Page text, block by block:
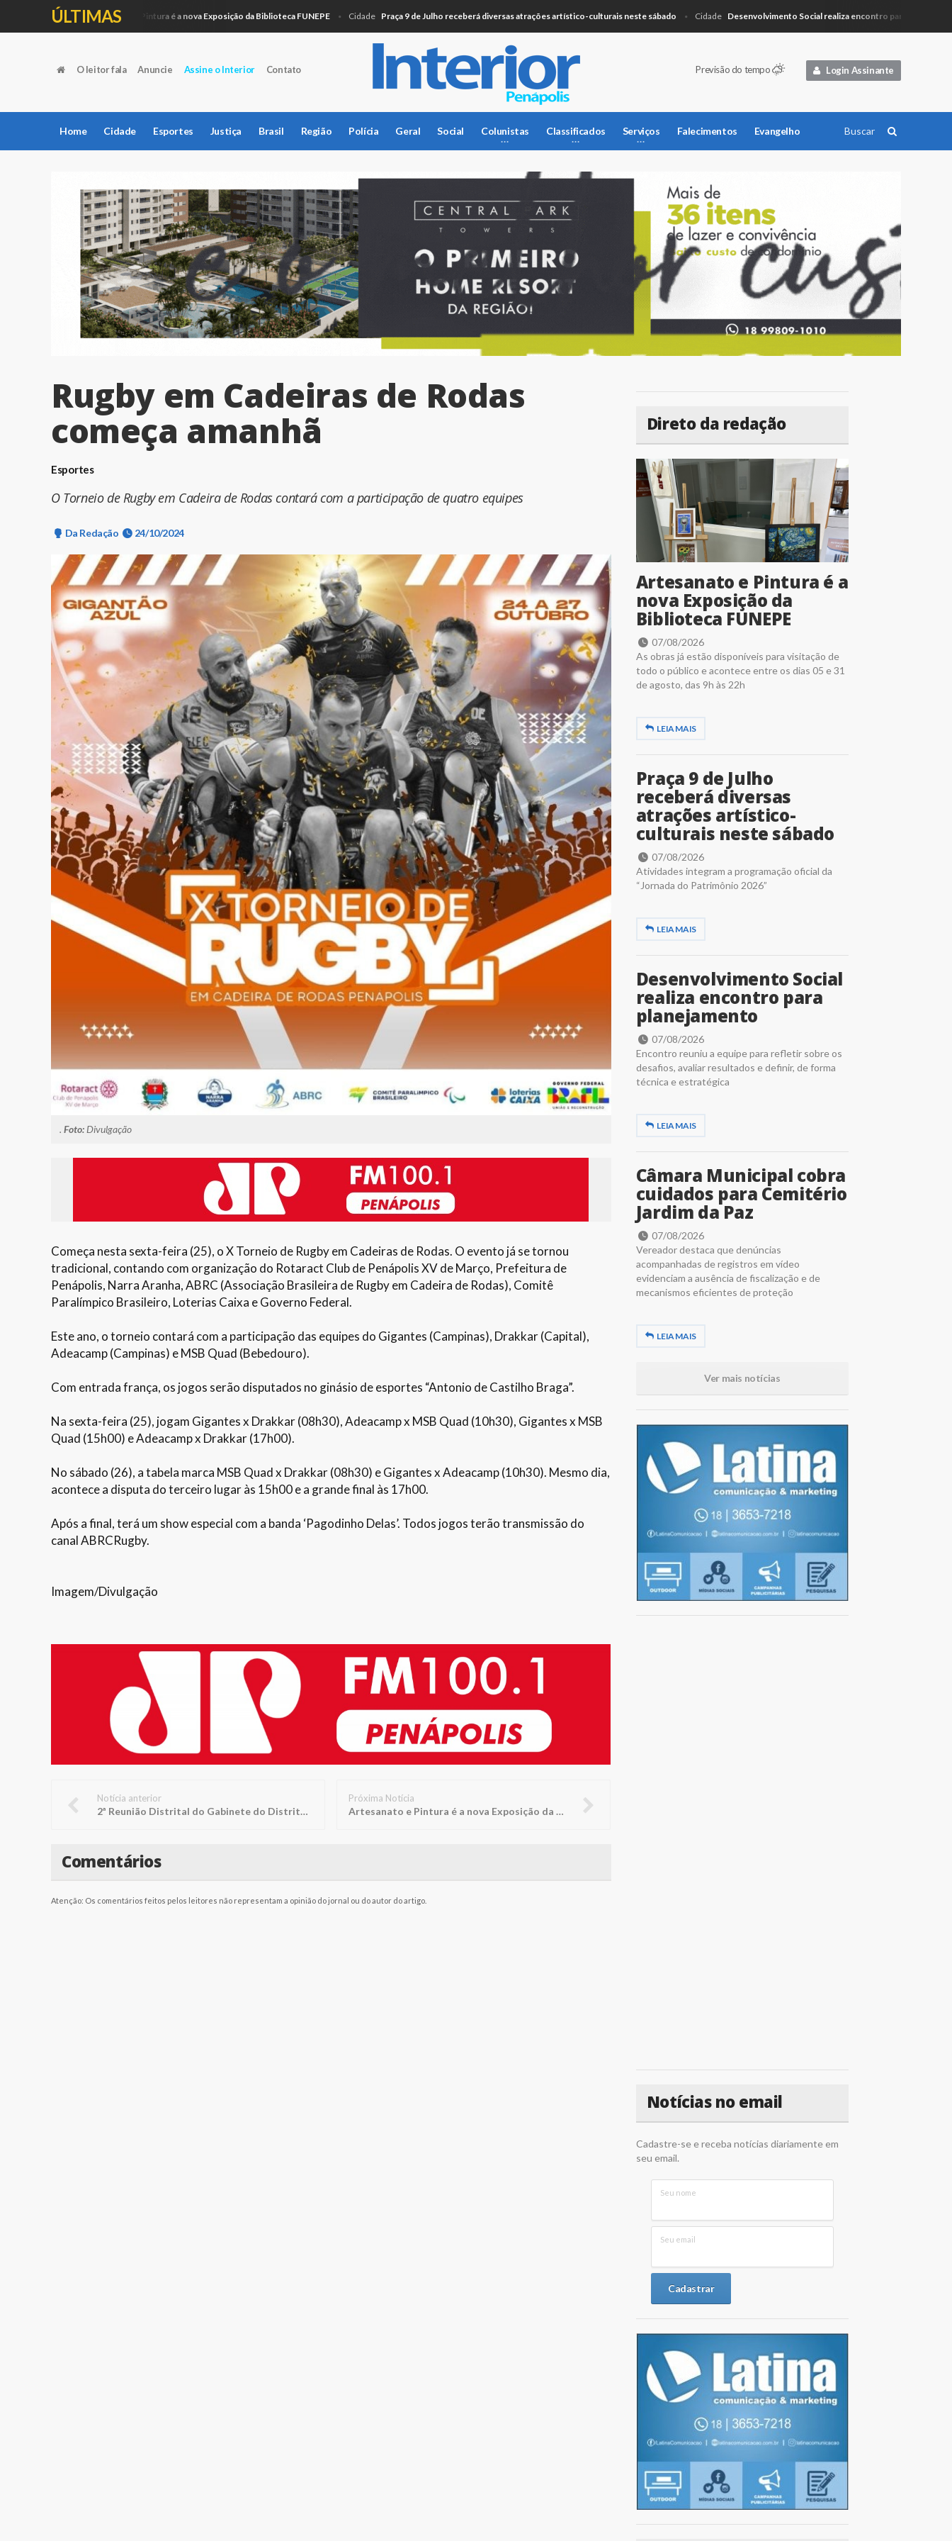
ÚLTIMAS
Educação Artesanato e Pintura é a nova Exposição da Biblioteca FUNEPE Cidade Praça 9 de Julho receberá diversas atrações artístico-culturais neste sábado Cidade Desenvolvimento Social realiza encontro para planejamento
Login Assinante
Previsão do tempo
O leitor fala Anuncie Assine o Interior Contato
Home Cidade Esportes Justiça Brasil Região Polícia Geral Social Colunistas Classificados Serviços Falecimentos Evangelho
Rugby em Cadeiras de Rodas
começa amanhã
Esportes
O Torneio de Rugby em Cadeira de Rodas contará com a participação de quatro equipes
Da Redação 24/10/2024
. Foto: Divulgação
Começa nesta sexta-feira (25), o X Torneio de Rugby em Cadeiras de Rodas. O evento já se tornou
tradicional, contando com organização do Rotaract Club de Penápolis XV de Março, Prefeitura de
Penápolis, Narra Aranha, ABRC (Associação Brasileira de Rugby em Cadeira de Rodas), Comitê
Paralímpico Brasileiro, Loterias Caixa e Governo Federal.
Este ano, o torneio contará com a participação das equipes do Gigantes (Campinas), Drakkar (Capital),
Adeacamp (Campinas) e MSB Quad (Bebedouro).
Com entrada frança, os jogos serão disputados no ginásio de esportes “Antonio de Castilho Braga”.
Na sexta-feira (25), jogam Gigantes x Drakkar (08h30), Adeacamp x MSB Quad (10h30), Gigantes x MSB
Quad (15h00) e Adeacamp x Drakkar (17h00).
No sábado (26), a tabela marca MSB Quad x Drakkar (08h30) e Gigantes x Adeacamp (10h30). Mesmo dia,
acontece a disputa do terceiro lugar às 15h00 e a grande final às 17h00.
Após a final, terá um show especial com a banda ‘Pagodinho Delas’. Todos jogos terão transmissão do
canal ABRCRugby.
Imagem/Divulgação
Notícia anterior
2ª Reunião Distrital do Gabinete do Distrito LC8 em Penápolis
Próxima Notícia
Artesanato e Pintura é a nova Exposição da Biblioteca FUNEPE
Comentários
Atenção: Os comentários feitos pelos leitores não representam a opinião do jornal ou do autor do artigo.
Direto da redação
Artesanato e Pintura é a
nova Exposição da
Biblioteca FUNEPE
07/08/2026
As obras já estão disponíveis para visitação de
todo o público e acontece entre os dias 05 e 31
de agosto, das 9h às 22h
LEIA MAIS
Praça 9 de Julho
receberá diversas
atrações artístico-
culturais neste sábado
07/08/2026
Atividades integram a programação oficial da
“Jornada do Patrimônio 2026”
LEIA MAIS
Desenvolvimento Social
realiza encontro para
planejamento
07/08/2026
Encontro reuniu a equipe para refletir sobre os
desafios, avaliar resultados e definir, de forma
técnica e estratégica
LEIA MAIS
Câmara Municipal cobra
cuidados para Cemitério
Jardim da Paz
07/08/2026
Vereador destaca que denúncias
acompanhadas de registros em vídeo
evidenciam a ausência de fiscalização e de
mecanismos eficientes de proteção
LEIA MAIS
Ver mais notícias
Notícias no email
Cadastre-se e receba notícias diariamente em
seu email.
Seu nome
Seu email